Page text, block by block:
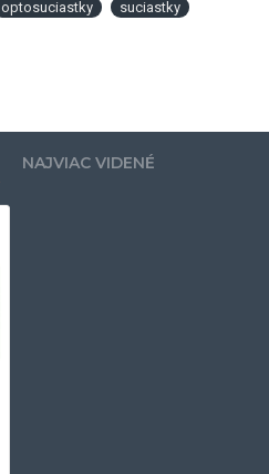
optosuciastky suciastky
NAJVIAC VIDENÉ